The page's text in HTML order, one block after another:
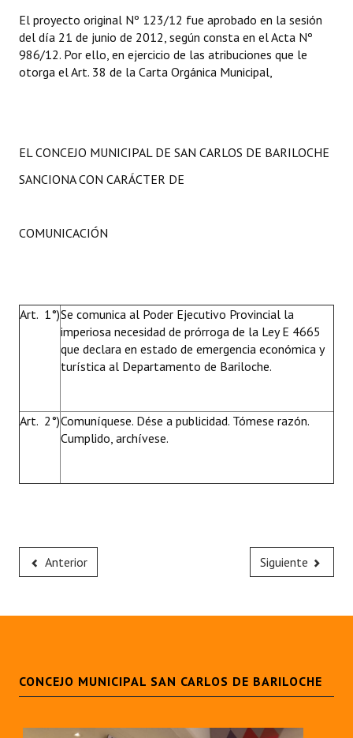
El proyecto original Nº 123/12 fue aprobado en la sesión
del día 21 de junio de 2012, según consta en el Acta Nº
986/12. Por ello, en ejercicio de las atribuciones que le
otorga el Art. 38 de la Carta Orgánica Municipal,
EL CONCEJO MUNICIPAL DE SAN CARLOS DE BARILOCHE
SANCIONA CON CARÁCTER DE
COMUNICACIÓN
Art. 1°)Se comunica al Poder Ejecutivo Provincial la
imperiosa necesidad de prórroga de la Ley E 4665
que declara en estado de emergencia económica y
turística al Departamento de Bariloche.
Art. 2°)Comuníquese. Dése a publicidad. Tómese razón.
Cumplido, archívese.
Anterior Siguiente
CONCEJO MUNICIPAL SAN CARLOS DE BARILOCHE